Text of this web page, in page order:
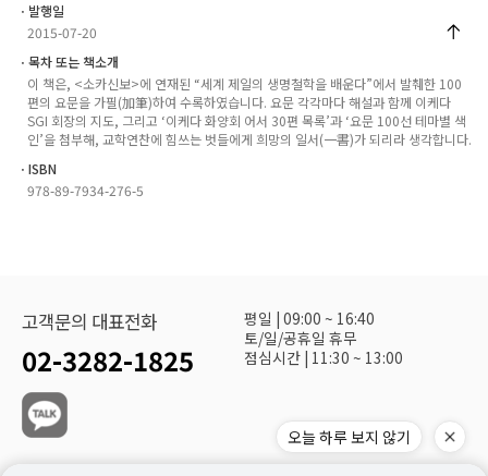
ㆍ발행일
2015-07-20
ㆍ목차 또는 책소개
이 책은, <소카신보>에 연재된 “세계 제일의 생명철학을 배운다”에서 발췌한 100
편의 요문을 가필(加筆)하여 수록하였습니다. 요문 각각마다 해설과 함께 이케다
SGI 회장의 지도, 그리고 ‘이케다 화양회 어서 30편 목록’과 ‘요문 100선 테마별 색
인’을 첨부해, 교학연찬에 힘쓰는 벗들에게 희망의 일서(一書)가 되리라 생각합니다.
ㆍISBN
978-89-7934-276-5
고객문의 대표전화
02-3282-1825
평일 | 09:00 ~ 16:40
토/일/공휴일 휴무
점심시간 | 11:30 ~ 13:00
오늘 하루 보지 않기